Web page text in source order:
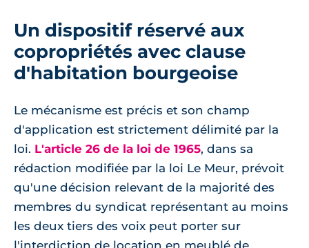
Un dispositif réservé aux
copropriétés avec clause
d'habitation bourgeoise
Le mécanisme est précis et son champ
d'application est strictement délimité par la
loi. L'article 26 de la loi de 1965, dans sa
rédaction modifiée par la loi Le Meur, prévoit
qu'une décision relevant de la majorité des
membres du syndicat représentant au moins
les deux tiers des voix peut porter sur
l'interdiction de location en meublé de